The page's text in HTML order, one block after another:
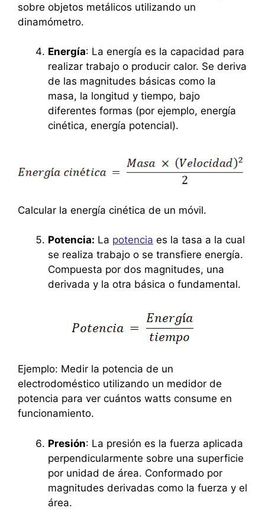
sobre objetos metálicos utilizando un
dinamómetro.
Energía: La energía es la capacidad para
realizar trabajo o producir calor. Se deriva
de las magnitudes básicas como la
masa, la longitud y tiempo, bajo
diferentes formas (por ejemplo, energía
cinética, energía potencial).
Calcular la energía cinética de un móvil.
Potencia: La potencia es la tasa a la cual
se realiza trabajo o se transfiere energía.
Compuesta por dos magnitudes, una
derivada y la otra básica o fundamental.
Ejemplo: Medir la potencia de un
electrodoméstico utilizando un medidor de
potencia para ver cuántos watts consume en
funcionamiento.
Presión: La presión es la fuerza aplicada
perpendicularmente sobre una superficie
por unidad de área. Conformado por
magnitudes derivadas como la fuerza y el
área.